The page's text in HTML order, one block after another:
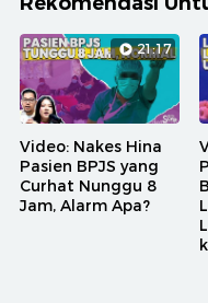
21:17
Video: Nakes Hina
Pasien BPJS yang
Curhat Nunggu 8
Jam, Alarm Apa?